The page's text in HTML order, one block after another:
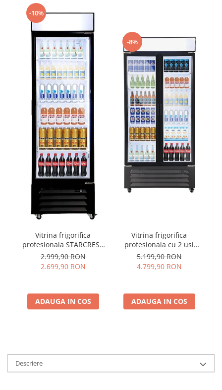
-10%
Vitrina frigorifica
profesionala STARCREST
SPS-360DC, 360 L, Caseta
luminoasa, Display
Temperatura, Panou
Iluminare LED, Roti, H 195
cm
2.999,90 RON
2.699,90 RON
ADAUGA IN COS
-8%
Vitrina frigorifica
profesionala cu 2 usi
STARCREST SPS-2D590DC,
590 L, Caseta luminoasa,
Display Temperatura,
Iluminare LED, Roti, H 195
cm
5.199,90 RON
4.799,90 RON
ADAUGA IN COS
Descriere